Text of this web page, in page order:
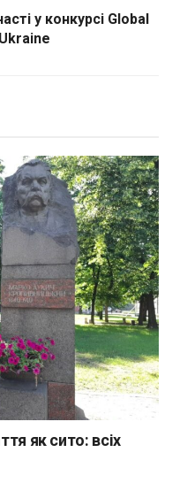
у конкурсі Global
як сито: всіх